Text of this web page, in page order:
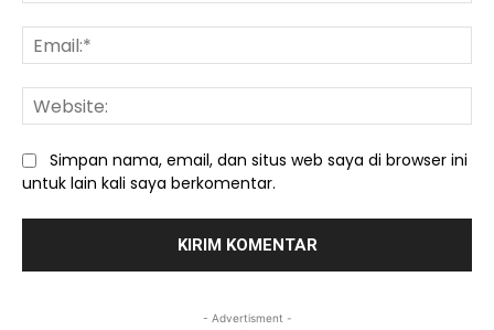
Simpan nama, email, dan situs web saya di browser ini
untuk lain kali saya berkomentar.
- Advertisment -